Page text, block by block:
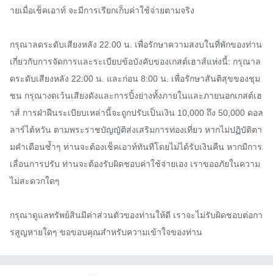
ายเมื่อเช็คเอาท์ จะมีการเรียกเก็บค่าใช้จ่ายตามจริง
กรุณาลดระดับเสียงหลัง 22.00 น. เพื่อรักษาความสงบในที่พักของท่าน
เกี่ยวกับการจัดการและระเบียบข้อบังคับของเกสต์เฮาส์แห่งนี้: กรุณาล
ดระดับเสียงหลัง 22:00 น. และก่อน 8:00 น. เพื่อรักษาสันติสุขของชุม
ชน กรุณางดเว้นเสียงดังและการปิ้งย่างทั้งภายในและภายนอกเกสต์เฮ
าส์ การฝ่าฝืนระเบียบเหล่านี้จะถูกปรับเป็นเงิน 10,000 ถึง 50,000 ดอล
ลาร์ไต้หวัน ตามพระราชบัญญัติส่งเสริมการท่องเที่ยว หากไม่ปฏิบัติตา
มคำเตือนซ้ำๆ ท่านจะต้องเช็คเอาท์ทันทีโดยไม่ได้รับเงินคืน หากมีการ
เลื่อนการปรับ ท่านจะต้องรับผิดชอบค่าใช้จ่ายเอง เราขออภัยในความ
ไม่สะดวกใดๆ
กรุณาดูแลทรัพย์สินมีค่าส่วนตัวของท่านให้ดี เราจะไม่รับผิดชอบต่อกา
รสูญหายใดๆ ขอขอบคุณสำหรับความเข้าใจของท่าน